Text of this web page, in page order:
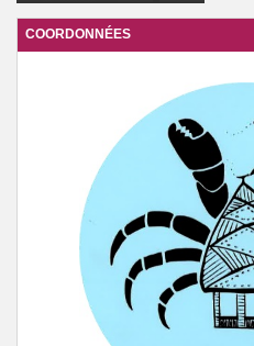
DNB et Orientation
COORDONNÉES